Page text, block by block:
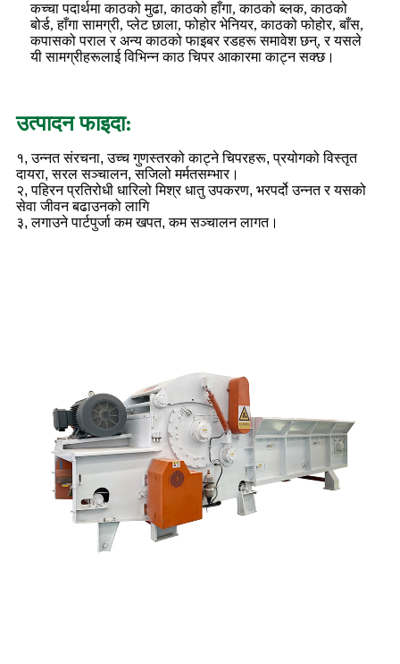
कच्चा पदार्थमा काठको मुढा, काठको हाँगा, काठको ब्लक, काठको
बोर्ड, हाँगा सामग्री, प्लेट छाला, फोहोर भेनियर, काठको फोहोर, बाँस,
कपासको पराल र अन्य काठको फाइबर रडहरू समावेश छन्, र यसले
यी सामग्रीहरूलाई विभिन्न काठ चिपर आकारमा काट्न सक्छ।
उत्पादन फाइदा:
१, उन्नत संरचना, उच्च गुणस्तरको काट्ने चिपरहरू, प्रयोगको विस्तृत
दायरा, सरल सञ्चालन, सजिलो मर्मतसम्भार।
२, पहिरन प्रतिरोधी धारिलो मिश्र धातु उपकरण, भरपर्दो उन्नत र यसको
सेवा जीवन बढाउनको लागि
३, लगाउने पार्टपुर्जा कम खपत, कम सञ्चालन लागत।